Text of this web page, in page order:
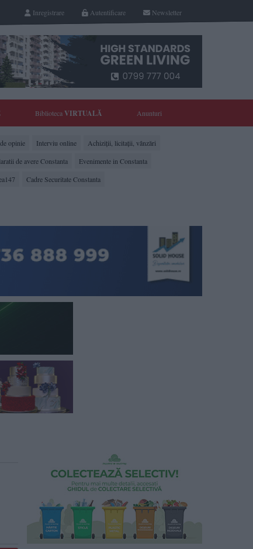
Newsletter
Autentificare
Inregistrare
BibliotecaVIRTUALĂ Anunturi
opinie Interviu online
Achiziții, licitații, vânzări
de avere Constanta
Evenimente in Constanta
Cadre Securitate Constanta